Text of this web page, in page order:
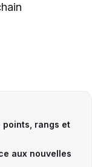
points, rangs et
aux nouvelles